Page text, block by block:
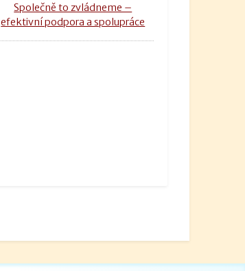
Společně to zvládneme –
efektivní podpora a spolupráce